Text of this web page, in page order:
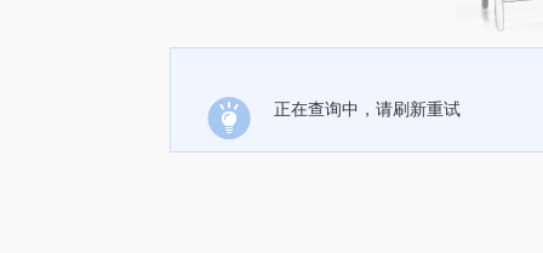
正在查询中，请刷新重试